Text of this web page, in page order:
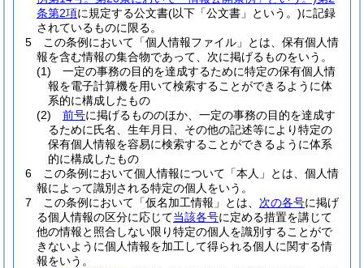
条第2項に規定する公文書(以下「公文書」という。)に記録
されているものに限る。
5
この条例において「個人情報ファイル」とは、保有個人情
報を含む情報の集合物であって、次に掲げるものをいう。
(1)
一定の事務の目的を達成するために特定の保有個人情
報を電子計算機を用いて検索することができるように体
系的に構成したもの
(2)
前号に掲げるもののほか、一定の事務の目的を達成す
るために氏名、生年月日、その他の記述等により特定の
保有個人情報を容易に検索することができるように体系
的に構成したもの
6
この条例において個人情報について「本人」とは、個人情
報によって識別される特定の個人をいう。
7
この条例において「仮名加工情報」とは、 次の各号に掲げ
る個人情報の区分に応じて当該各号に定める措置を講じて
他の情報と照合しない限り特定の個人を識別することがで
きないように個人情報を加工して得られる個人に関する情
報をいう。